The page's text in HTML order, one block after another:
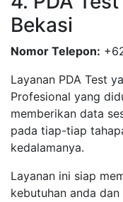
Bekasi
Nomor Telepon:
Layanan PDA Test
Profesional yang
memberikan data
pada tiap-tiap
kedalamanya.
Layanan ini siap
kebutuhan anda